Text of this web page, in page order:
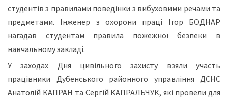
студентів з правилами поведінки з вибуховими речами та
предметами. Інженер з охорони праці Ігор БОДНАР
нагадав студентам правила пожежної безпеки в
навчальному закладі.
У заходах Дня цивільного захисту взяли участь
працівники Дубенського районного управління ДСНС
Анатолій КАПРАН та Сергій КАПРАЛЬЧУК, які провели для